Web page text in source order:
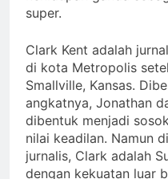
super.
Clark Kent adalah
di kota Metropolis
Smallville, Kansas.
angkatnya, Jonathan
dibentuk menjadi
nilai keadilan. Namun
jurnalis, Clark adalah
dengan kekuatan luar